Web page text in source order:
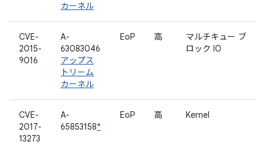
カーネル
CVE-
2015-
9016
A-
63083046
アップス
トリーム
カーネル
EoP 高
マルチキュー ブ
ロック IO
CVE-
2017-
13273
A-
65853158*
EoP 高 Kernel